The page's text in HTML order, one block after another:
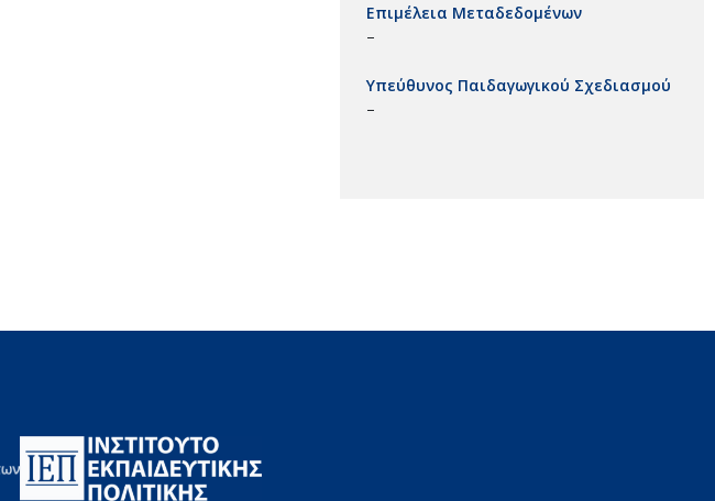
Επιμέλεια Μεταδεδομένων
–
Υπεύθυνος Παιδαγωγικού Σχεδιασμού
–